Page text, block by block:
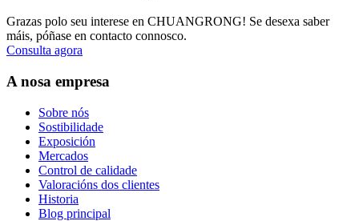
Grazas polo seu interese en CHUANGRONG! Se desexa saber
máis, póñase en contacto connosco.
Consulta agora
A nosa empresa
Sobre nós
Sostibilidade
Exposición
Mercados
Control de calidade
Valoracións dos clientes
Historia
Blog principal